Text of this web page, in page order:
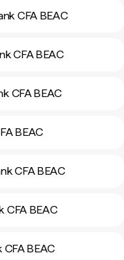
CFA BEAC
CFA BEAC
CFA BEAC
BEAC
CFA BEAC
CFA BEAC
BEAC